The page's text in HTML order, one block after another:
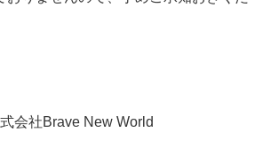
社Brave New World